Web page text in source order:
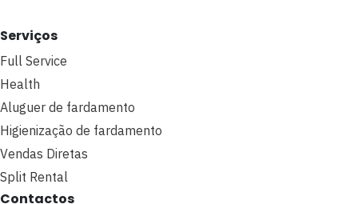
Serviços
Full Service
Health
Aluguer de fardamento
Higienização de fardamento
Vendas Diretas
Split Rental
Contactos